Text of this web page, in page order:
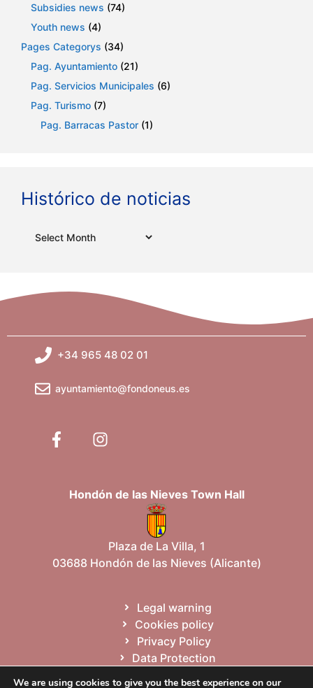
Subsidies news (74)
Youth news (4)
Pages Categorys (34)
Pag. Ayuntamiento (21)
Pag. Servicios Municipales (6)
Pag. Turismo (7)
Pag. Barracas Pastor (1)
Histórico de noticias
+34 965 48 02 01
ayuntamiento@fondoneus.es
Hondón de las Nieves Town Hall
Plaza de La Villa, 1
03688 Hondón de las Nieves (Alicante)
Legal warning
Cookies policy
Privacy Policy
Data Protection
We are using cookies to give you the best experience on our